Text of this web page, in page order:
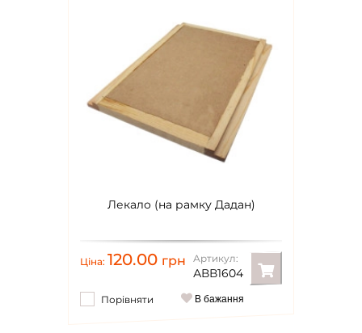
Лекало (на рамку Дадан)
Ціна: 120.00 грн Артикул:
АВВ1604
Порівняти В бажання